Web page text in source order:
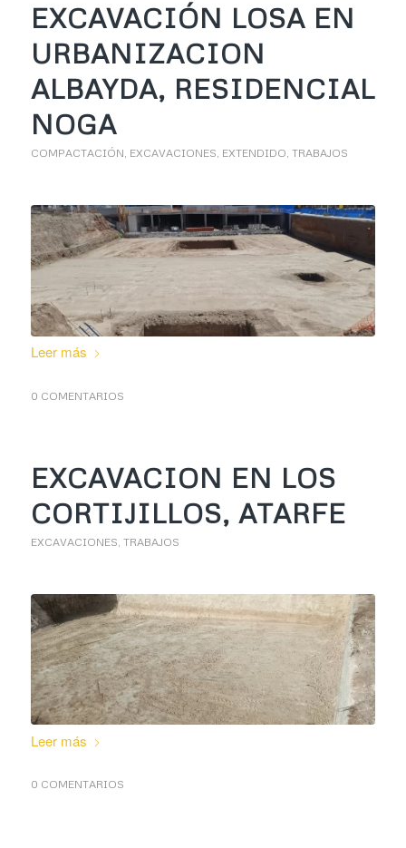
EXCAVACIÓN LOSA EN
URBANIZACION
ALBAYDA, RESIDENCIAL
NOGA
COMPACTACIÓN, EXCAVACIONES, EXTENDIDO, TRABAJOS
Leer más
0 COMENTARIOS
EXCAVACION EN LOS
CORTIJILLOS, ATARFE
EXCAVACIONES TRABAJOS
Leer más
0 COMENTARIOS